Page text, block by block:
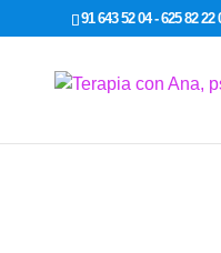
google-site-verification:
91 643 52 04 - 625 82 22